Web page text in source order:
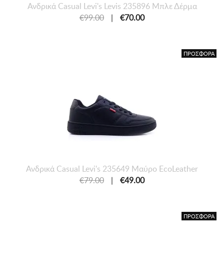
Ανδρικά Casual Levi's Levis 235896 Μπλε Δέρμα
€99.00
| €70.00
ΠΡΟΣΦΟΡΑ
Ανδρικά Casual Levi's 235649 Μαύρο EcoLeather
€79.00
| €49.00
ΠΡΟΣΦΟΡΑ